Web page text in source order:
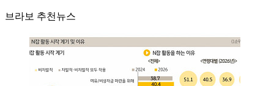
브라보 추천뉴스